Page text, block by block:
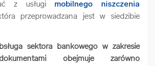
z usługi mobilnego niszczenia
przeprowadzana jest w siedzibie
sektora bankowego w zakresie
obejmuje zarówno